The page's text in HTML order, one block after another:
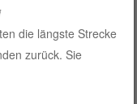
die längste Strecke
zurück. Sie